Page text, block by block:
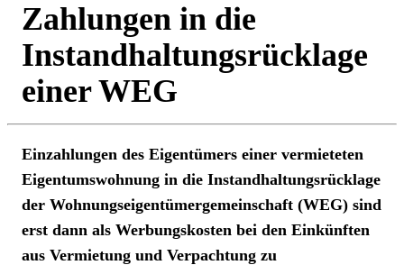
Zahlungen in die
Instandhaltungsrücklage
einer WEG
Einzahlungen des Eigentümers einer vermieteten
Eigentumswohnung in die Instandhaltungsrücklage
der Wohnungseigentümergemeinschaft (WEG) sind
erst dann als Werbungskosten bei den Einkünften
aus Vermietung und Verpachtung zu